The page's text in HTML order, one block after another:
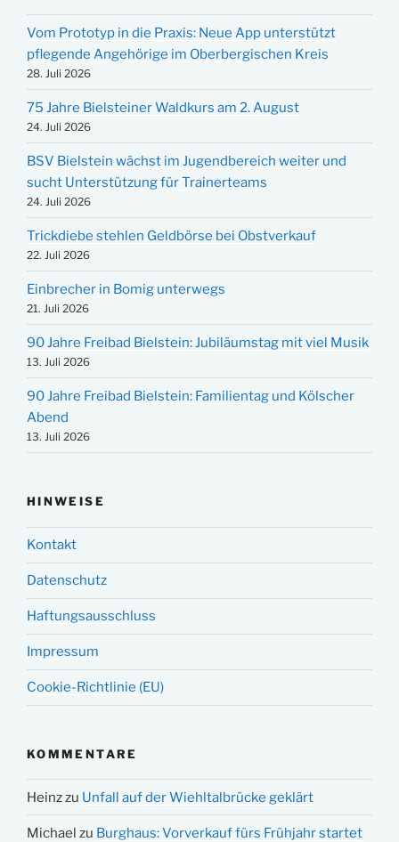
Vom Prototyp in die Praxis: Neue App unterstützt
pflegende Angehörige im Oberbergischen Kreis
28. Juli 2026
75 Jahre Bielsteiner Waldkurs am 2. August
24. Juli 2026
BSV Bielstein wächst im Jugendbereich weiter und
sucht Unterstützung für Trainerteams
24. Juli 2026
Trickdiebe stehlen Geldbörse bei Obstverkauf
22. Juli 2026
Einbrecher in Bomig unterwegs
21. Juli 2026
90 Jahre Freibad Bielstein: Jubiläumstag mit viel Musik
13. Juli 2026
90 Jahre Freibad Bielstein: Familientag und Kölscher
Abend
13. Juli 2026
HINWEISE
Kontakt
Datenschutz
Haftungsausschluss
Impressum
Cookie-Richtlinie (EU)
KOMMENTARE
Heinzzu Unfall auf der Wiehltalbrücke geklärt
Michael zu Burghaus: Vorverkauf fürs Frühjahr startet